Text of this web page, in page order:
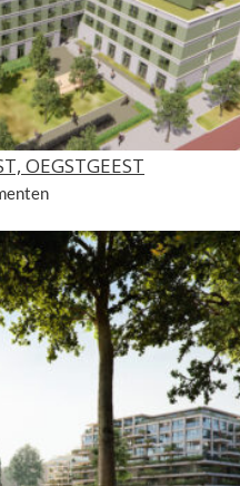
OEGSTGEEST